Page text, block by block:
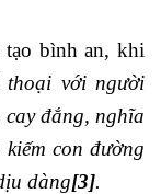
bình an, khi
với người
đắng, nghĩa
con đường
dàng[3].